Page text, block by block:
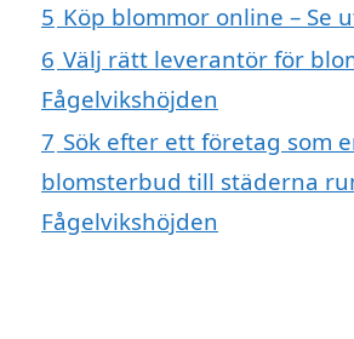
5 Köp blommor online – Se
6 Välj rätt leverantör för
Fågelvikshöjden
7 Sök efter ett företag som
blomsterbud till städerna
Fågelvikshöjden